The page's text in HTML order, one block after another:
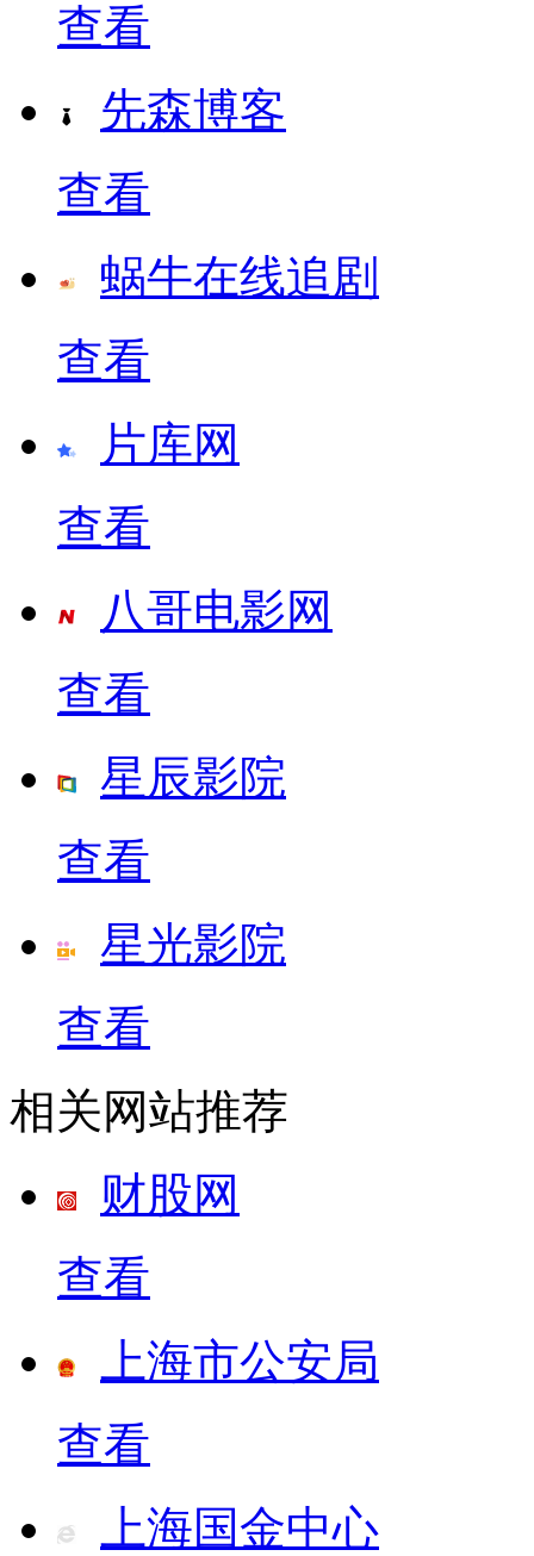
查看
先森博客
查看
蜗牛在线追剧
查看
片库网
查看
八哥电影网
查看
星辰影院
查看
星光影院
查看
相关网站推荐
财股网
查看
上海市公安局
查看
上海国金中心